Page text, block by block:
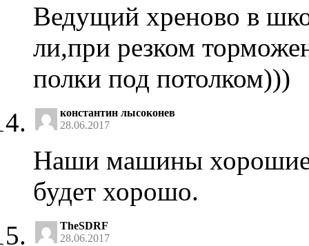
Ведущий хреново в
ли,при резком
полки под потолком)))
константин лысоконев
28.06.2017
Наши машины
будет хорошо.
TheSDRF
28.06.2017